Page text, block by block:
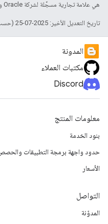
هي علامة تجارية مسجَّلة لشركة Oracle و/أو شركائها التابعين.
تاريخ التعديل الأخير: 2025-07-25 (حسب التوقيت العالمي المتفَّق عليه)
المدونة
مكتبات العملاء
Discord
معلومات المنتج
بنود الخدمة
حدود واجهة برمجة التطبيقات والحصص
الأسعار
التواصل
المدوّنة